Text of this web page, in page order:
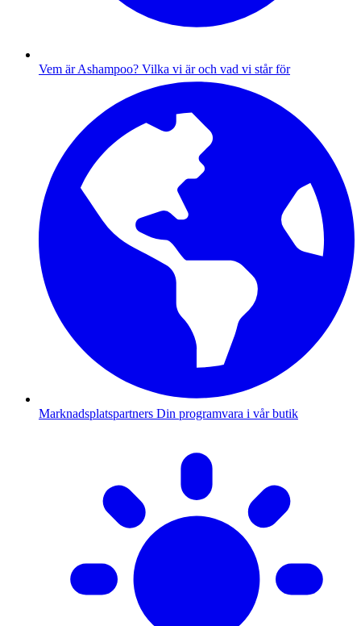
Vem är Ashampoo? Vilka vi är och vad vi står för
Marknadsplatspartners Din programvara i vår butik